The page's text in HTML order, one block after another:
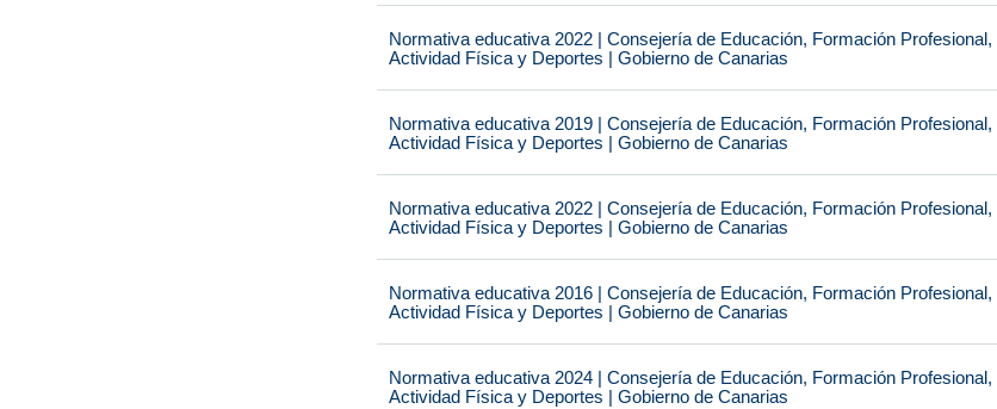
Normativa educativa 2022 | Consejería de Educación, Formación Profesional,
Actividad Física y Deportes | Gobierno de Canarias
Normativa educativa 2019 | Consejería de Educación, Formación Profesional,
Actividad Física y Deportes | Gobierno de Canarias
Normativa educativa 2022 | Consejería de Educación, Formación Profesional,
Actividad Física y Deportes | Gobierno de Canarias
Normativa educativa 2016 | Consejería de Educación, Formación Profesional,
Actividad Física y Deportes | Gobierno de Canarias
Normativa educativa 2024 | Consejería de Educación, Formación Profesional,
Actividad Física y Deportes | Gobierno de Canarias